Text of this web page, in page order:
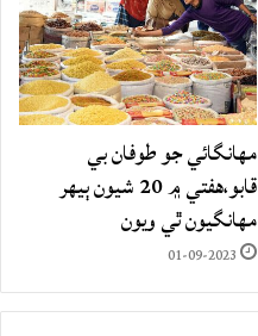
مهانگائي جو طوفان بي
قابو،هفتي ۾ 20 شيون ٻيهر
مهانگيون ٿي ويون
01-09-2023